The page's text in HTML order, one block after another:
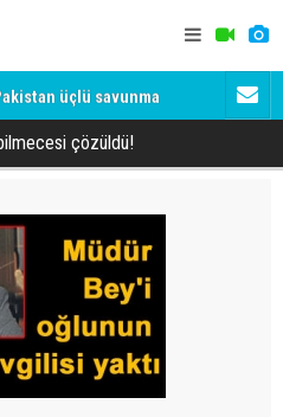
üçlü savunma Karanlık
çözüldü!